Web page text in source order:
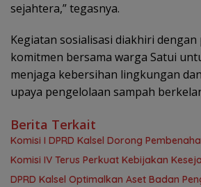
sejahtera,” tegasnya.
Kegiatan sosialisasi diakhiri
komitmen bersama warga Satui
menjaga kebersihan lingkungan
upaya pengelolaan sampah
Berita Terkait
Komisi I DPRD Kalsel Dorong
Komisi IV Terus Perkuat Kebijakan
‎DPRD Kalsel Optimalkan Aset Badan